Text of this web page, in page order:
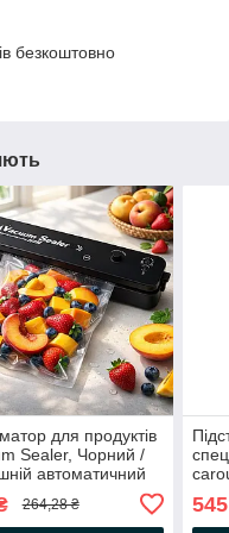
безкоштовно
для продуктів
Sealer, Чорний /
автоматичний
264,28 ₴ 545